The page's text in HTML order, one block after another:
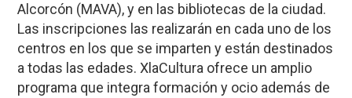
Alcorcón (MAVA), y en las bibliotecas de la ciudad.
Las inscripciones las realizarán en cada uno de los
centros en los que se imparten y están destinados
a todas las edades. XlaCultura ofrece un amplio
programa que integra formación y ocio además de